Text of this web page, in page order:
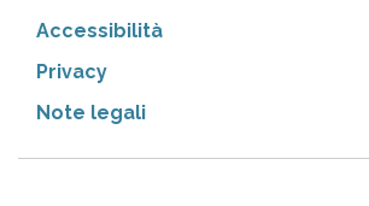
Accessibilità
Privacy
Note legali